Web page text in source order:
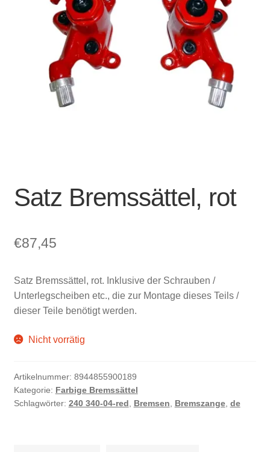
Warenkorb
Satz Bremssättel, rot
€87,45
Satz Bremssättel, rot. Inklusive der Schrauben /
Unterlegscheiben etc., die zur Montage dieses Teils /
dieser Teile benötigt werden.
Nicht vorrätig
Artikelnummer: 8944855900189
Kategorie: Farbige Bremssättel
Schlagwörter: 240 340-04-red Bremsen Bremszange, de